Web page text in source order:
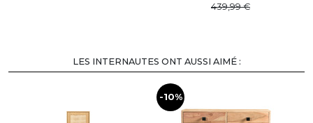
439,99
LES INTERNAUTES ONT AUSSI AIMÉ :
-10%